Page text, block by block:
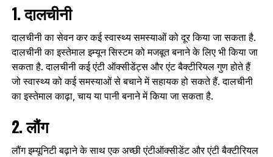
1. दालचीनी
दालचीनी का सेवन कर कई स्वास्थ्य समस्याओं को दूर किया जा सकता है.
दालचीनी का इस्तेमाल इम्यून सिस्टम को मजबूत बनाने के लिए भी किया जा
सकता है. दालचीनी कई एंटी ऑक्सीडेंट्स और एंट बैक्टीरियल गुण होते हैं
जो स्वास्थ्य को कई समस्याओं से बचाने में सहायक हो सकते हैं. दालचीनी
का इस्तेमाल काढ़ा, चाय या पानी बनाने में किया जा सकता है.
2. लौंग
लौंग इम्यूनिटी बढ़ाने के साथ एक अच्छी एंटीऑक्सीडेंट और एंटी बैक्टीरियल